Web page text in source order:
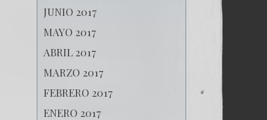
JUNIO 2017
MAYO 2017
ABRIL 2017
MARZO 2017
FEBRERO 2017
ENERO 2017